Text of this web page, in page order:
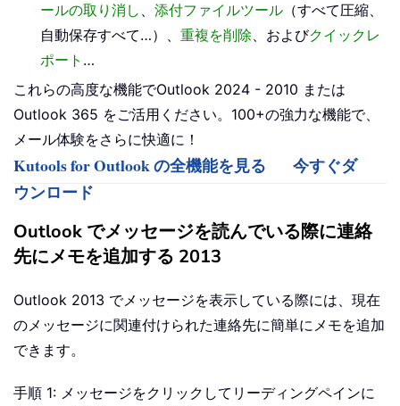
ールの取り消し 、 添付ファイルツール （すべて圧縮、
自動保存すべて…）、 重複を削除、およびクイックレ
ポート …
これらの高度な機能でOutlook 2024 - 2010 または
Outlook 365 をご活用ください。100+の強力な機能で、
メール体験をさらに快適に！
Kutools for Outlook の全機能を見る
今すぐダ
ウンロード
Outlook でメッセージを読んでいる際に連絡
先にメモを追加する 2013
Outlook 2013 でメッセージを表示している際には、現在
のメッセージに関連付けられた連絡先に簡単にメモを追加
できます。
手順 1: メッセージをクリックしてリーディングペインに